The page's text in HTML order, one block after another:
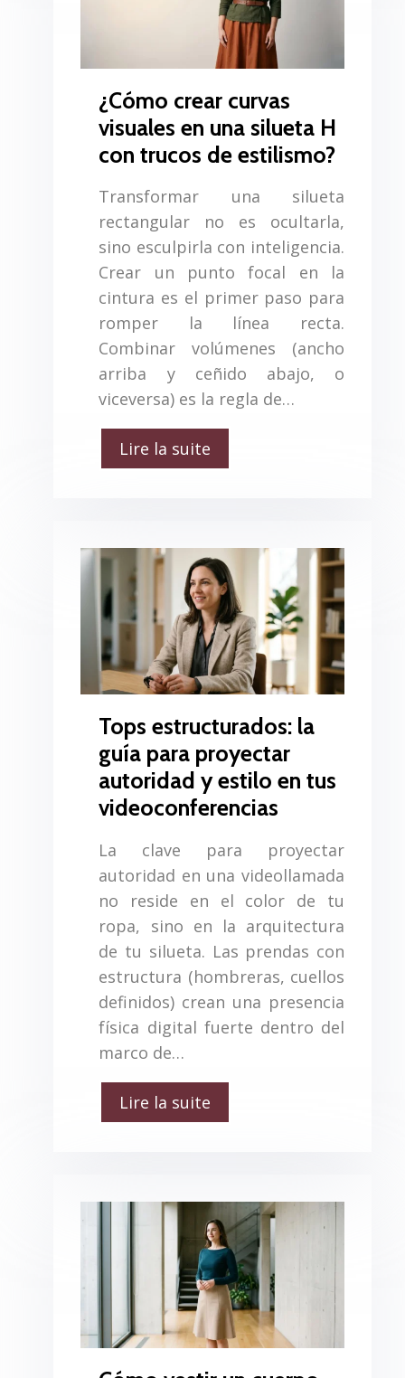
¿Cómo crear curvas
visuales en una silueta H
con trucos de estilismo?
Transformar una silueta
rectangular no es ocultarla,
sino esculpirla con inteligencia.
Crear un punto focal en la
cintura es el primer paso para
romper la línea recta.
Combinar volúmenes (ancho
arriba y ceñido abajo, o
viceversa) es la regla de…
Lire la suite
Tops estructurados: la
guía para proyectar
autoridad y estilo en tus
videoconferencias
La clave para proyectar
autoridad en una videollamada
no reside en el color de tu
ropa, sino en la arquitectura
de tu silueta. Las prendas con
estructura (hombreras, cuellos
definidos) crean una presencia
física digital fuerte dentro del
marco de…
Lire la suite